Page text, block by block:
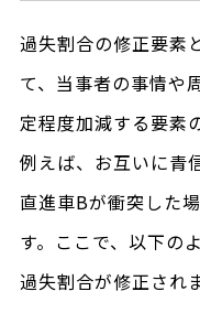
過失割合の修正要素
て、当事者の事情や
定程度加減する要素
例えば、お互いに青
直進車Bが衝突した
す。ここで、以下の
過失割合が修正されま